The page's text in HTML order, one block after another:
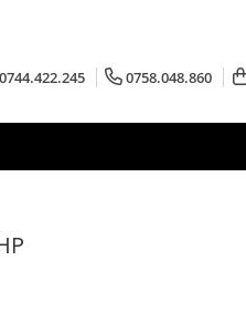
0744.422.245 0758.048.860